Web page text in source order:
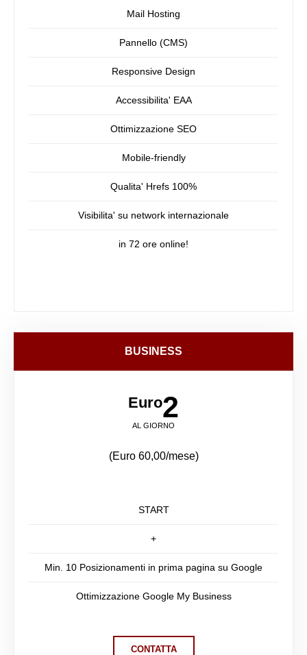
Mail Hosting
Pannello (CMS)
Responsive Design
Accessibilita' EAA
Ottimizzazione SEO
Mobile-friendly
Qualita' Hrefs 100%
Visibilita' su network internazionale
in 72 ore online!
BUSINESS
Euro2
AL GIORNO
(Euro 60,00/mese)
START
+
Min. 10 Posizionamenti in prima pagina su Google
Ottimizzazione Google My Business
CONTATTA